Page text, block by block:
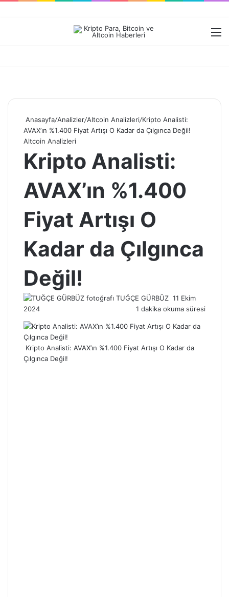
Dış görünümü değiştir
Anasayfa/Analizler/Altcoin Analizleri/Kripto Analisti:
AVAX’ın %1.400 Fiyat Artışı O Kadar da Çılgınca Değil!
Altcoin Analizleri
Kripto Analisti:
AVAX’ın %1.400
Fiyat Artışı O
Kadar da Çılgınca
Değil!
TUĞÇE GÜRBÜZ Bir
e-
göndermek
11 Ekim
2024
1 dakika okuma süresi
Kripto Analisti: AVAX’ın %1.400 Fiyat Artışı O Kadar da
Çılgınca Değil!